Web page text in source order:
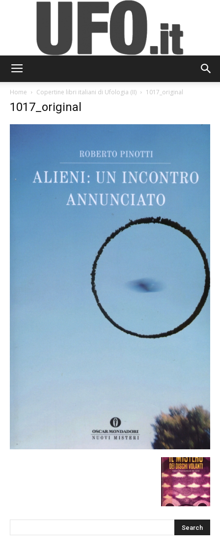
Home Copertine libri italiani di Ufologia (II) 1017_original
1017_original